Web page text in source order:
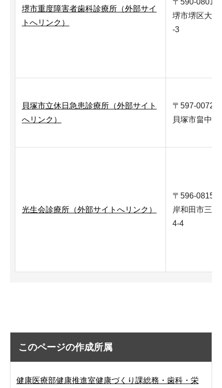
堺市重度障害者歯科診療所（外部サイ
トへリンク）
堺市堺区大仙
-3
貝塚市立休日急患診療所（外部サイト
へリンク）
〒597-0072
貝塚市畠中1-
光生会診療所（外部サイトへリンク）
〒596-0815
岸和田市三
4-4
このページの作成所属
健康医療部健康推進室健康づくり課総務・歯科・栄